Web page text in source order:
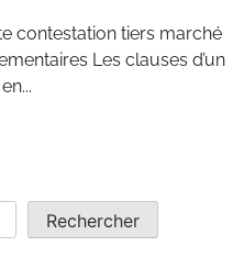
contestation tiers marché
Les clauses d’un
Rechercher